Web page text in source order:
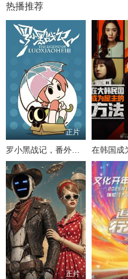
热播推荐
正片
罗小黑战记，番外MV晚安喵
正片